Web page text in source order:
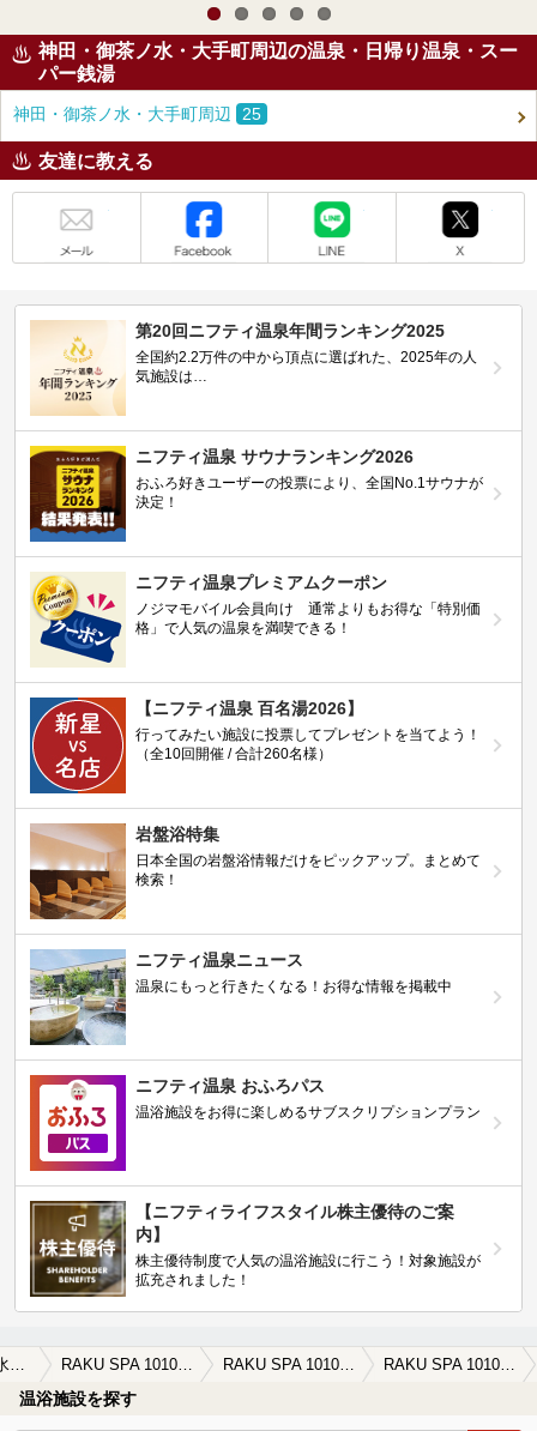
神田・御茶ノ水・大手町周辺の温泉・日帰り温泉・スー
パー銭湯
神田・御茶ノ水・大手町周辺 25
友達に教える
第20回ニフティ温泉年間ランキング2025
全国約2.2万件の中から頂点に選ばれた、2025年の人
気施設は…
ニフティ温泉 サウナランキング2026
おふろ好きユーザーの投票により、全国No.1サウナが
決定！
ニフティ温泉プレミアムクーポン
ノジマモバイル会員向け 通常よりもお得な「特別価
格」で人気の温泉を満喫できる！
【ニフティ温泉 百名湯2026】
行ってみたい施設に投票してプレゼントを当てよう！
（全10回開催 / 合計260名様）
岩盤浴特集
日本全国の岩盤浴情報だけをピックアップ。まとめて
検索！
ニフティ温泉ニュース
温泉にもっと行きたくなる！お得な情報を掲載中
ニフティ温泉 おふろパス
温浴施設をお得に楽しめるサブスクリプションプラン
【ニフティライフスタイル株主優待のご案
内】
株主優待制度で人気の温浴施設に行こう！対象施設が
拡充されました！
RAKU SPA 1010 神田（らくスパ1010神田）の口コミ一覧
温浴施設を探す